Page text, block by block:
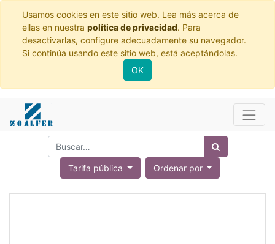
Usamos cookies en este sitio web. Lea más acerca de
ellas en nuestra política de privacidad. Para
desactivarlas, configure adecuadamente su navegador.
Si continúa usando este sitio web, está aceptándolas.
OK
Tarifa pública Ordenar por